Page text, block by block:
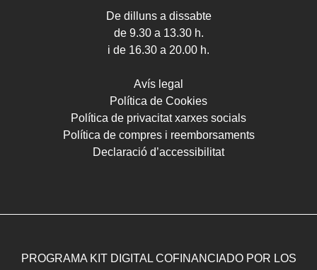
De dilluns a dissabte
de 9.30 a 13.30 h.
i de 16.30 a 20.00 h.
Avís legal
Política de Cookies
Política de privacitat xarxes socials
Política de compres i reemborsaments
Declaració d’accessibilitat
PROGRAMA KIT DIGITAL COFINANCIADO POR LOS